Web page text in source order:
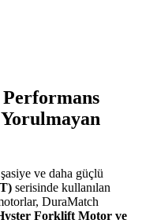
ve daha güçlü
serisinde kullanılan
DuraMatch
Forklift Motor ve